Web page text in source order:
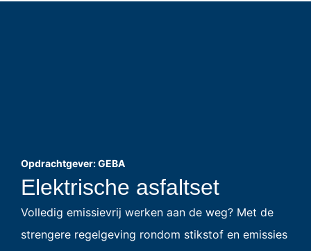
Opdrachtgever: GEBA
Elektrische asfaltset
Volledig emissievrij werken aan de weg? Met de
strengere regelgeving rondom stikstof en emissies